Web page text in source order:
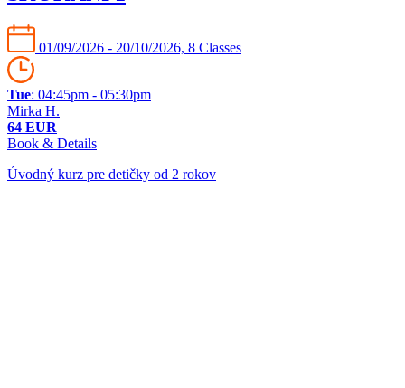
01/09/2026 - 20/10/2026, 8 Classes
Tue: 04:45pm - 05:30pm
Mirka H.
64 EUR
Book & Details
Úvodný kurz pre detičky od 2 rokov